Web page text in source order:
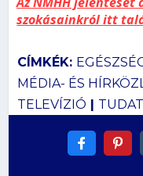
szokásainkról itt
CÍMKÉK:
MÉDIA- ÉS
TELEVÍZIÓ |